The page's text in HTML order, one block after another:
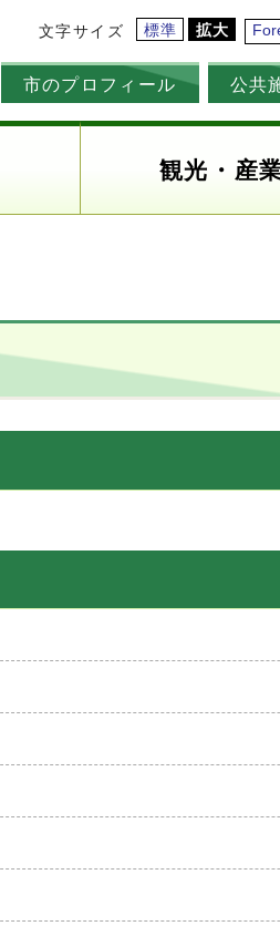
文字サイズ 標準 拡大
市のプロフィール 公共
観光・産